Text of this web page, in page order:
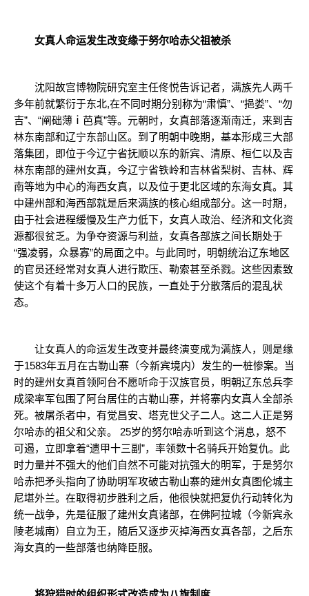
女真人命运发生改变缘于努尔哈赤父祖被杀
沈阳故宫博物院研究室主任佟悦告诉记者，满族先人两千
多年前就繁衍于东北,在不同时期分别称为“肃慎”、“挹娄”、“勿
吉”、“阐础薄ⅰ芭真”等。元朝时，女真部落逐渐南迁，来到吉
林东南部和辽宁东部山区。到了明朝中晚期，基本形成三大部
落集团，即位于今辽宁省抚顺以东的新宾、清原、桓仁以及吉
林东南部的建州女真，今辽宁省铁岭和吉林省梨树、吉林、辉
南等地为中心的海西女真，以及位于更北区域的东海女真。其
中建州部和海西部就是后来满族的核心组成部分。这一时期，
由于社会进程缓慢及生产力低下，女真人政治、经济和文化资
源都很贫乏。为争夺资源与利益，女真各部族之间长期处于
“强凌弱，众暴寡”的局面之中。与此同时，明朝统治辽东地区
的官员还经常对女真人进行欺压、勒索甚至杀戮。这些因素致
使这个有着十多万人口的民族，一直处于分散落后的混乱状
态。
让女真人的命运发生改变并最终演变成为满族人，则是缘
于1583年五月在古勒山寨（今新宾境内）发生的一桩惨案。当
时的建州女真首领阿台不愿听命于汉族官员，明朝辽东总兵李
成梁率军包围了阿台居住的古勒山寨，并将寨内女真人全部杀
死。被屠杀者中，有觉昌安、塔克世父子二人。这二人正是努
尔哈赤的祖父和父亲。 25岁的努尔哈赤听到这个消息，怒不
可遏，立即拿着“遗甲十三副”，率领数十名骑兵开始复仇。此
时力量并不强大的他们自然不可能对抗强大的明军，于是努尔
哈赤把矛头指向了协助明军攻破古勒山寨的建州女真图伦城主
尼堪外兰。在取得初步胜利之后，他很快就把复仇行动转化为
统一战争，先是征服了建州女真诸部，在佛阿拉城（今新宾永
陵老城南）自立为王，随后又逐步灭掉海西女真各部，之后东
海女真的一些部落也纳降臣服。